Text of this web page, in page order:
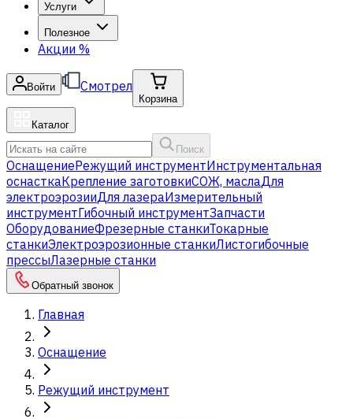
Услуги
Полезное
Акции %
Войти Смотрел
Корзина
Каталог
Поиск
ОснащениеРежущий инструментИнструментальная
оснасткаКрепление заготовкиСОЖ, маслаДля
электроэрозииДля лазераИзмерительный
инструментГибочный инструментЗапчасти
ОборудованиеФрезерные станкиТокарные
станкиЭлектроэрозионные станкиЛистогибочные
прессыЛазерные станки
Обратный звонок
Главная
Оснащение
Режущий инструмент